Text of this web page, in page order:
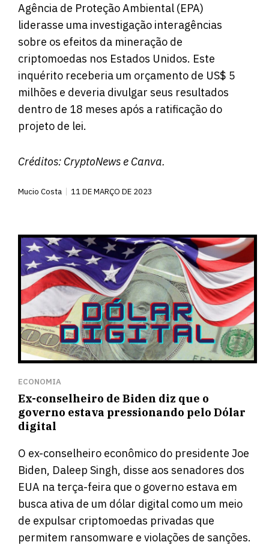
Agência de Proteção Ambiental (EPA)
liderasse uma investigação interagências
sobre os efeitos da mineração de
criptomoedas nos Estados Unidos. Este
inquérito receberia um orçamento de US$ 5
milhões e deveria divulgar seus resultados
dentro de 18 meses após a ratificação do
projeto de lei.
Créditos: CryptoNewse Canva.
Mucio Costa 11 DE MARÇO DE 2023
ECONOMIA
Ex-conselheiro de Biden diz que o
governo estava pressionando pelo Dólar
digital
O ex-conselheiro econômico do presidente Joe
Biden, Daleep Singh, disse aos senadores dos
EUA na terça-feira que o governo estava em
busca ativa de um dólar digital como um meio
de expulsar criptomoedas privadas que
permitem ransomware e violações de sanções.